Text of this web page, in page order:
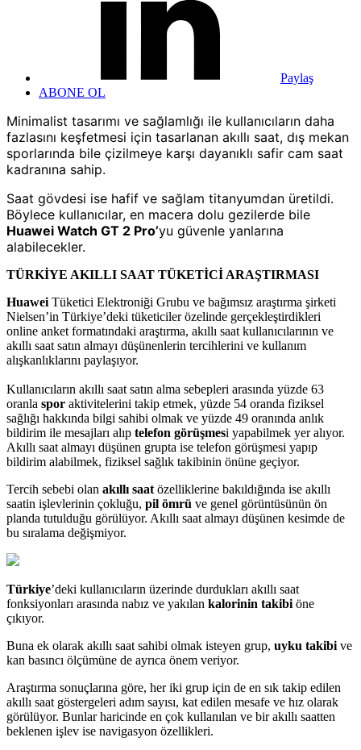
Paylaş
ABONE OL
Minimalist tasarımı ve sağlamlığı ile kullanıcıların daha
fazlasını keşfetmesi için tasarlanan akıllı saat, dış mekan
sporlarında bile çizilmeye karşı dayanıklı safir cam saat
kadranına sahip.
Saat gövdesi ise hafif ve sağlam titanyumdan üretildi.
Böylece kullanıcılar, en macera dolu gezilerde bile
Huawei Watch GT 2 Pro’yu güvenle yanlarına
alabilecekler.
TÜRKİYE AKILLI SAAT TÜKETİCİ ARAŞTIRMASI
Huawei Tüketici Elektroniği Grubu ve bağımsız araştırma şirketi
Nielsen’in Türkiye’deki tüketiciler özelinde gerçekleştirdikleri
online anket formatındaki araştırma, akıllı saat kullanıcılarının ve
akıllı saat satın almayı düşünenlerin tercihlerini ve kullanım
alışkanlıklarını paylaşıyor.
Kullanıcıların akıllı saat satın alma sebepleri arasında yüzde 63
oranla spor aktivitelerini takip etmek, yüzde 54 oranda fiziksel
sağlığı hakkında bilgi sahibi olmak ve yüzde 49 oranında anlık
bildirim ile mesajları alıp telefon görüşmesi yapabilmek yer alıyor.
Akıllı saat almayı düşünen grupta ise telefon görüşmesi yapıp
bildirim alabilmek, fiziksel sağlık takibinin önüne geçiyor.
Tercih sebebi olan akıllı saat özelliklerine bakıldığında ise akıllı
saatin işlevlerinin çokluğu, pil ömrü ve genel görüntüsünün ön
planda tutulduğu görülüyor. Akıllı saat almayı düşünen kesimde de
bu sıralama değişmiyor.
Türkiye’deki kullanıcıların üzerinde durdukları akıllı saat
fonksiyonları arasında nabız ve yakılan kalorinin takibi öne
çıkıyor.
Buna ek olarak akıllı saat sahibi olmak isteyen grup, uyku takibi ve
kan basıncı ölçümüne de ayrıca önem veriyor.
Araştırma sonuçlarına göre, her iki grup için de en sık takip edilen
akıllı saat göstergeleri adım sayısı, kat edilen mesafe ve hız olarak
görülüyor. Bunlar haricinde en çok kullanılan ve bir akıllı saatten
beklenen işlev ise navigasyon özellikleri.